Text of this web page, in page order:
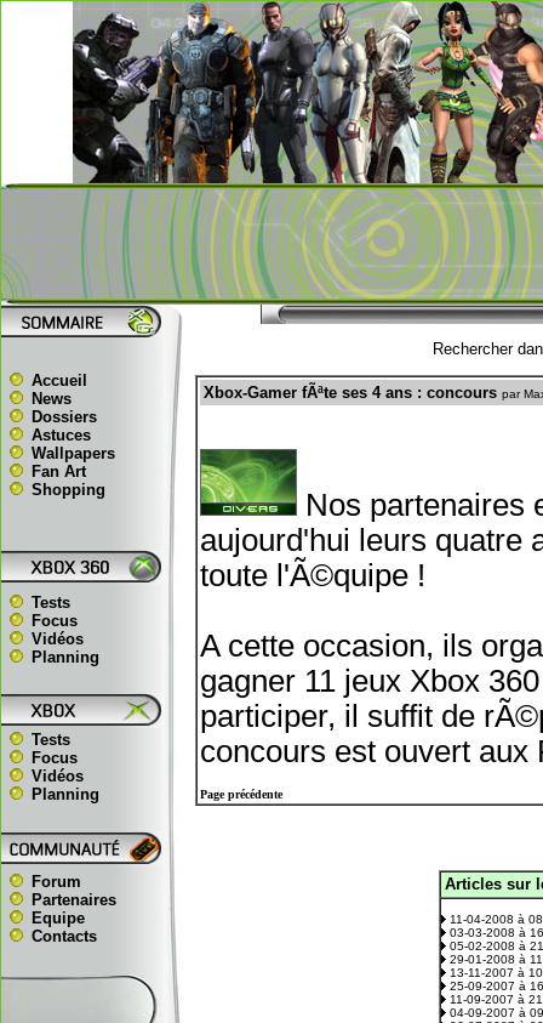
Accueil
News
Dossiers
Astuces
Wallpapers
Fan Art
Shopping
Tests
Focus
Vidéos
Planning
Tests
Focus
Vidéos
Planning
Forum
Partenaires
Equipe
Contacts
Rechercher
Xbox-Gamer fÃªte ses 4 ans : concours par
Nos partenaires
aujourd'hui leurs quatre
toute l'Ã©quipe !
A cette occasion, ils
gagner 11 jeux Xbox
participer, il suffit de
concours est ouvert
Page précédente
Articles sur
11-04-2008 à
03-03-2008 à
05-02-2008 à
29-01-2008 à
13-11-2007 à
25-09-2007 à
11-09-2007 à
04-09-2007 à